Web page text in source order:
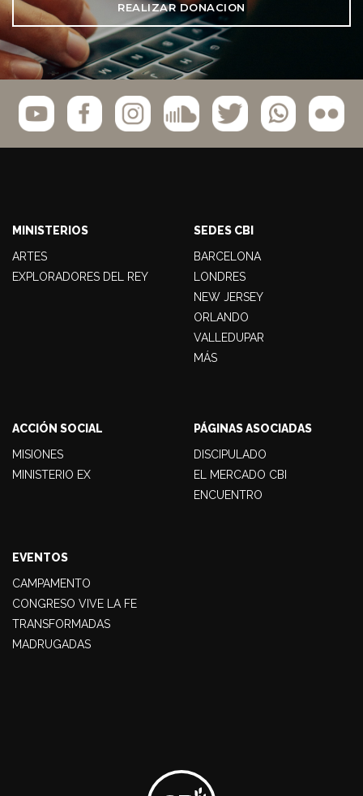
REALIZAR DONACION
MINISTERIOS
ARTES
EXPLORADORES DEL REY
SEDES CBI
BARCELONA
LONDRES
NEW JERSEY
ORLANDO
VALLEDUPAR
MÁS
ACCIÓN SOCIAL
MISIONES
MINISTERIO EX
EVENTOS
CAMPAMENTO
CONGRESO VIVE LA FE
TRANSFORMADAS
MADRUGADAS
PÁGINAS ASOCIADAS
DISCIPULADO
EL MERCADO CBI
ENCUENTRO